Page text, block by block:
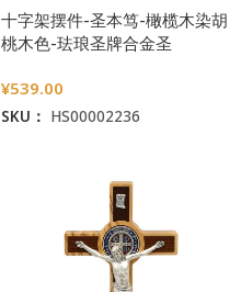
十字架摆件-圣本笃-橄榄木染胡
桃木色-珐琅圣牌合金圣
¥539.00
SKU： HS00002236